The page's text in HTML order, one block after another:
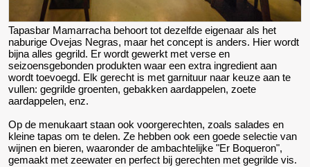
Tapasbar Mamarracha behoort tot dezelfde eigenaar als het
naburige Ovejas Negras, maar het concept is anders. Hier wordt
bijna alles gegrild. Er wordt gewerkt met verse en
seizoensgebonden produkten waar een extra ingredient aan
wordt toevoegd. Elk gerecht is met garnituur naar keuze aan te
vullen: gegrilde groenten, gebakken aardappelen, zoete
aardappelen, enz.
Op de menukaart staan ook voorgerechten, zoals salades en
kleine tapas om te delen. Ze hebben ook een goede selectie van
wijnen en bieren, waaronder de ambachtelijke "Er Boqueron",
gemaakt met zeewater en perfect bij gerechten met gegrilde vis.